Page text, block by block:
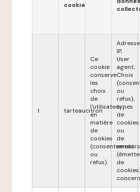
cookie
1 tarteaucitron
Ce
cookie
conserve
les
choix
de
l'utilisateur
en
matière
de
cookies
(consentement
ou
refus).
Adresse
IP,
User
agent,
Choix
ou
refus),
types
de
cookies
ou
de
vendors
de